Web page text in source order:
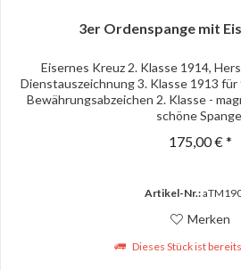
3er Ordenspange mit
Eisernes Kreuz 2. Klasse 1914,
Dienstauszeichnung 3. Klasse 1913 für
Bewährungsabzeichen 2. Klasse -
schöne
175,00 € *
Artikel-Nr.:
Merken
Dieses Stück ist